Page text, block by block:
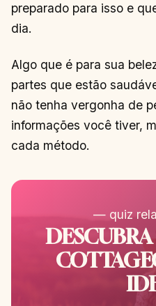
preparado para isso e
dia.
Algo que é para sua
partes que estão
não tenha vergonha de
informações você tiver,
cada método.
— quiz